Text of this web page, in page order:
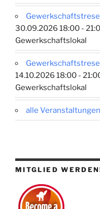
30.09.2026 18:00 -
Gewerkschaftslokal
14.10.2026 18:00 -
Gewerkschaftslokal
alle Veranstaltungen
MITGLIED